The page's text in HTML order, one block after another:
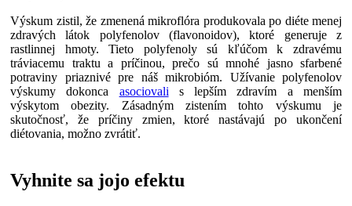
Výskum zistil, že zmenená mikroflóra produkovala po diéte menej
zdravých látok polyfenolov (flavonoidov), ktoré generuje z
rastlinnej hmoty. Tieto polyfenoly sú kľúčom k zdravému
tráviacemu traktu a príčinou, prečo sú mnohé jasno sfarbené
potraviny priaznivé pre náš mikrobióm. Užívanie polyfenolov
výskumy dokonca asociovali s lepším zdravím a menším
výskytom obezity. Zásadným zistením tohto výskumu je
skutočnosť, že príčiny zmien, ktoré nastávajú po ukončení
diétovania, možno zvrátiť.
Vyhnite sa jojo efektu